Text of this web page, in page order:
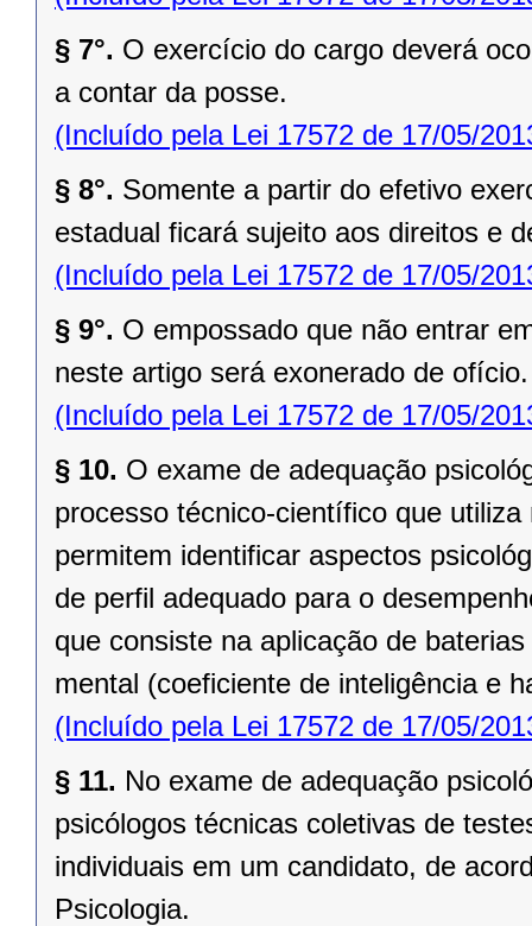
§ 7°. O exercício do cargo deverá
a contar da posse.
(Incluído pela Lei 17572 de 17/05/
§ 8°. Somente a partir do efetivo
estadual ficará sujeito aos direitos e
(Incluído pela Lei 17572 de 17/05/
§ 9°. O empossado que não entrar
neste artigo será exonerado de ofício.
(Incluído pela Lei 17572 de 17/05/
§ 10. O exame de adequação
processo técnico-científico que
permitem identificar aspectos
de perfil adequado para o
que consiste na aplicação de
mental (coeficiente de inteligência e
(Incluído pela Lei 17572 de 17/05/
§ 11. No exame de adequação
psicólogos técnicas coletivas de
individuais em um candidato, de
Psicologia.